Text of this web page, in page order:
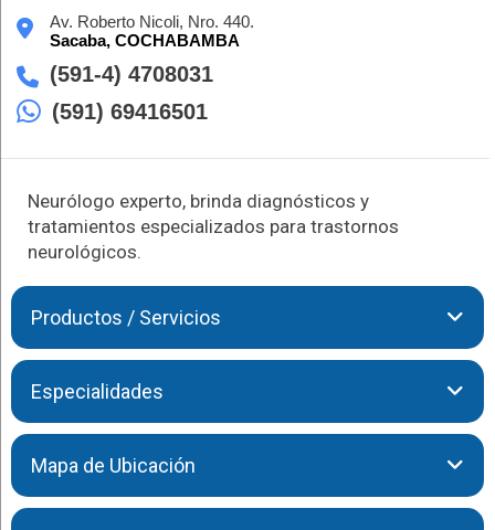
Av. Roberto Nicoli, Nro. 440.
Sacaba, COCHABAMBA
(591-4) 4708031
(591) 69416501
Neurólogo experto, brinda diagnósticos y
tratamientos especializados para trastornos
neurológicos.
Productos / Servicios
Especialista en diagnóstico y manejo de trastornos
neurológicos como epilepsia y enfermedades degenerativas,
el Dr. Villarroel combina experiencia clínica y un enfoque
Especialidades
El Dr. Villarroel te brinda las siguientes atenciones:
Manejo de Enfermedades Neurodegenerativas
Mapa de Ubicación